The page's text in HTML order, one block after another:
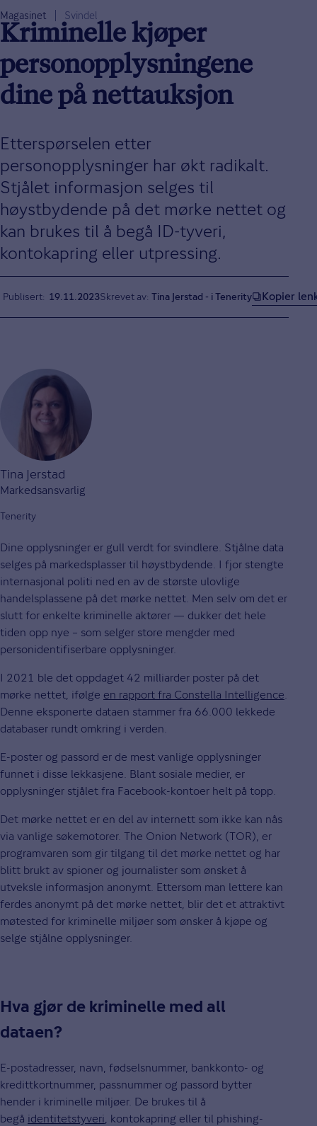
Magasinet Svindel
Kriminelle kjøper
personopplysningene
dine på nettauksjon
Etterspørselen etter
personopplysninger har økt radikalt.
Stjålet informasjon selges til
høystbydende på det mørke nettet og
kan brukes til å begå ID-tyveri,
kontokapring eller utpressing.
Publisert 19.11.2023Skrevet av: Tina Jerstad - i Tenerity Kopier
Tina Jerstad
Markedsansvarlig
Tenerity
Dine opplysninger er gull verdt for svindlere. Stjålne data
selges på markedsplasser til høystbydende. I fjor stengte
internasjonal politi ned en av de største ulovlige
handelsplassene på det mørke nettet. Men selv om det er
slutt for enkelte kriminelle aktører — dukker det hele
tiden opp nye – som selger store mengder med
personidentifiserbare opplysninger.
I 2021 ble det oppdaget 42 milliarder poster på det
mørke nettet, ifølge en rapport fra Constella Intelligence
Denne eksponerte dataen stammer fra 66.000 lekkede
databaser rundt omkring i verden.
E-poster og passord er de mest vanlige opplysninger
funnet i disse lekkasjene. Blant sosiale medier, er
opplysninger stjålet fra Facebook-kontoer helt på topp.
Det mørke nettet er en del av internett som ikke kan nås
via vanlige søkemotorer. The Onion Network (TOR), er
programvaren som gir tilgang til det mørke nettet og har
blitt brukt av spioner og journalister som ønsket å
utveksle informasjon anonymt. Ettersom man lettere kan
ferdes anonymt på det mørke nettet, blir det et attraktivt
møtested for kriminelle miljøer som ønsker å kjøpe og
selge stjålne opplysninger.
Hva gjør de kriminelle med all
dataen?
E-postadresser, navn, fødselsnummer, bankkonto- og
kredittkortnummer, passnummer og passord bytter
hender i kriminelle miljøer. De brukes til å
begå identitetstyveri, kontokapring eller til phishing-